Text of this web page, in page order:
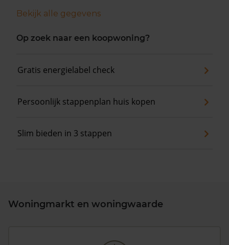
Bekijk alle gegevens
Op zoek naar een koopwoning?
Gratis energielabel check
Persoonlijk stappenplan huis kopen
Slim bieden in 3 stappen
Woningmarkt en woningwaarde